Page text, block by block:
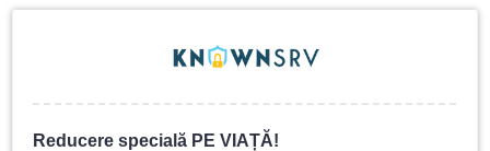
Reducere specială PE VIAȚĂ!